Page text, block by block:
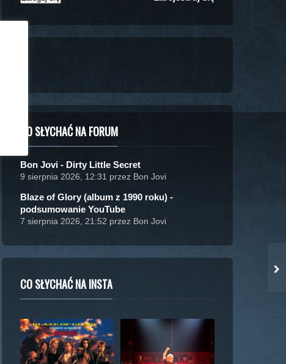
CO SŁYCHAĆ NA FORUM
Bon Jovi - Dirty Little Secret
9 sierpnia 2026, 12:31 przez Bon Jovi
Blaze of Glory (album z 1990 roku) -
podsumowanie YouTube
7 sierpnia 2026, 21:52 przez Bon Jovi
CO SŁYCHAĆ NA INSTA